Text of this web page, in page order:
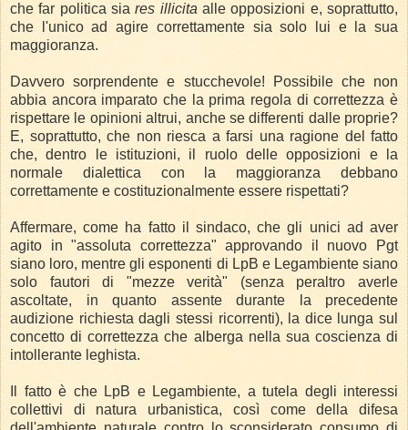
che far politica siares illicita alle opposizioni e, soprattutto,
che l'unico ad agire correttamente sia solo lui e la sua
maggioranza.
Davvero sorprendente e stucchevole! Possibile che non
abbia ancora imparato che la prima regola di correttezza è
rispettare le opinioni altrui, anche se differenti dalle proprie?
E, soprattutto, che non riesca a farsi una ragione del fatto
che, dentro le istituzioni, il ruolo delle opposizioni e la
normale dialettica con la maggioranza debbano
correttamente e costituzionalmente essere rispettati?
Affermare, come ha fatto il sindaco, che gli unici ad aver
agito in "assoluta correttezza" approvando il nuovo Pgt
siano loro, mentre gli esponenti di LpB e Legambiente siano
solo fautori di "mezze verità" (senza peraltro averle
ascoltate, in quanto assente durante la precedente
audizione richiesta dagli stessi ricorrenti), la dice lunga sul
concetto di correttezza che alberga nella sua coscienza di
intollerante leghista.
Il fatto è che LpB e Legambiente, a tutela degli interessi
collettivi di natura urbanistica, così come della difesa